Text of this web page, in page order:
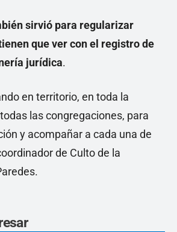
sirvió para regularizar
que ver con el registro de
jurídica.
en territorio, en toda la
las congregaciones, para
y acompañar a cada una de
de Culto de la